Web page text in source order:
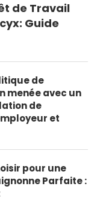
de Travail
Guide
de
menée avec un
de
et
pour une
Parfaite :